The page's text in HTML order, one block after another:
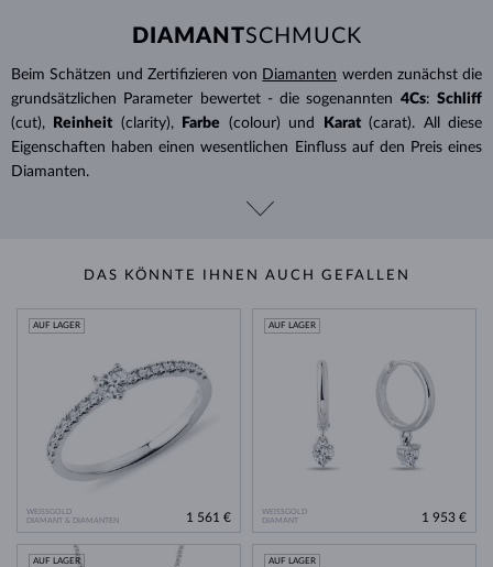
DIAMANTSCHMUCK
Beim Schätzen und Zertifizieren von Diamanten werden zunächst die
grundsätzlichen Parameter bewertet - die sogenannten 4Cs: Schliff
(cut),
Reinheit (clarity), Farbe (colour) und Karat (carat). All diese
Eigenschaften haben einen wesentlichen Einfluss auf den Preis eines
Diamanten.
DAS KÖNNTE IHNEN AUCH GEFALLEN
WEISSGOLD
DIAMANT & DIAMANTEN
AUF LAGER
1 561 €
WEISSGOLD
DIAMANT
AUF LAGER
1 953 €
AUF LAGER AUF LAGER